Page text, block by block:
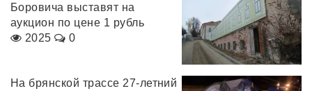
Боровича выставят на
аукцион по цене 1 рубль
2025
0
На брянской трассе 27-летний